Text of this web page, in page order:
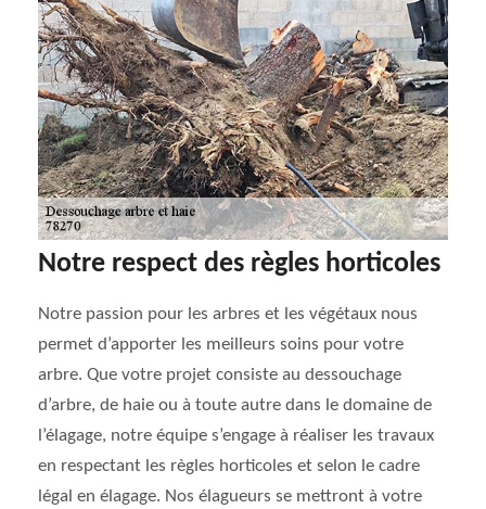
Notre respect des règles horticoles
Notre passion pour les arbres et les végétaux nous
permet d’apporter les meilleurs soins pour votre
arbre. Que votre projet consiste au dessouchage
d’arbre, de haie ou à toute autre dans le domaine de
l’élagage, notre équipe s’engage à réaliser les travaux
en respectant les règles horticoles et selon le cadre
légal en élagage. Nos élagueurs se mettront à votre